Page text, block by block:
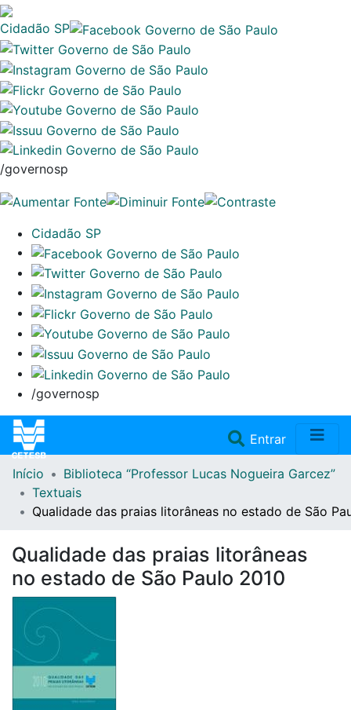
Cidadão SP
/governosp
Cidadão SP
/governosp
Entrar(current)
Home
Repositório
Doações/Aquisições
Fale Conosco
Início
Biblioteca “Professor Lucas Nogueira Garcez”
Textuais
Qualidade das praias litorâneas no estado de São
Qualidade das praias litorâneas
no estado de São Paulo 2010